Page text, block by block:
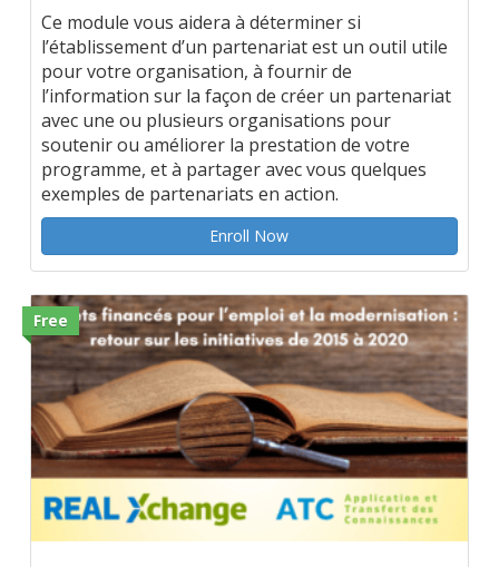
Ce module vous aidera à déterminer si
l’établissement d’un partenariat est un outil utile
pour votre organisation, à fournir de
l’information sur la façon de créer un partenariat
avec une ou plusieurs organisations pour
soutenir ou améliorer la prestation de votre
programme, et à partager avec vous quelques
exemples de partenariats en action.
Enroll Now
Free